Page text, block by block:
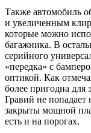
Также автомобиль
и увеличенным
которые можно
багажника. В
серийного
«передка» с
оптикой. Как
более пригодна для
Гравий не попадает
закрыты мощной
есть и на порогах.